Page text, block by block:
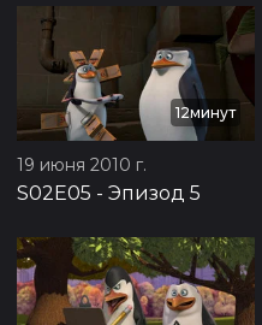
12минут
19 июня 2010 г.
S02E05 - Эпизод 5